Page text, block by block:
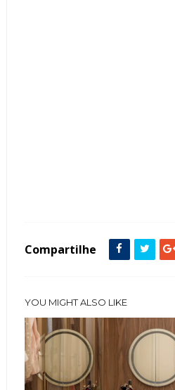
Compartilhe
YOU MIGHT ALSO LIKE